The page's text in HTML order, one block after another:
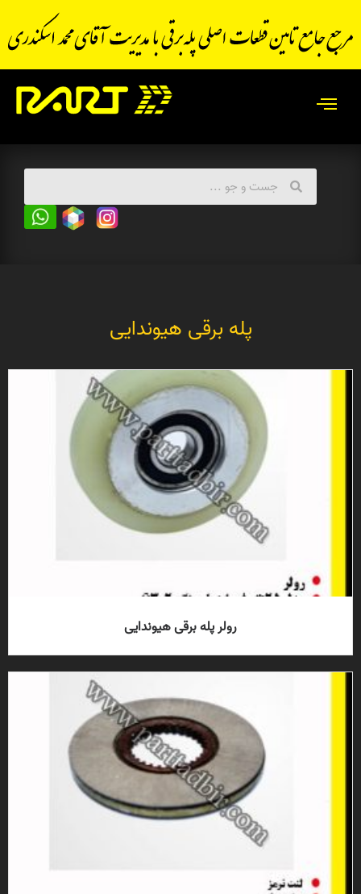
پله برقی هیوندایی
رولر پله برقی هیوندایی